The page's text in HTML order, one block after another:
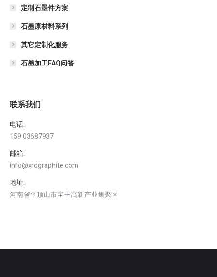
定制石墨件方案
石墨原材料系列
其它定制化服务
石墨加工FAQ问答
联系我们
电话:
159 03687937
邮箱:
info@xrdgraphite.com
地址:
河南省平顶山市宝丰高新产业集聚区